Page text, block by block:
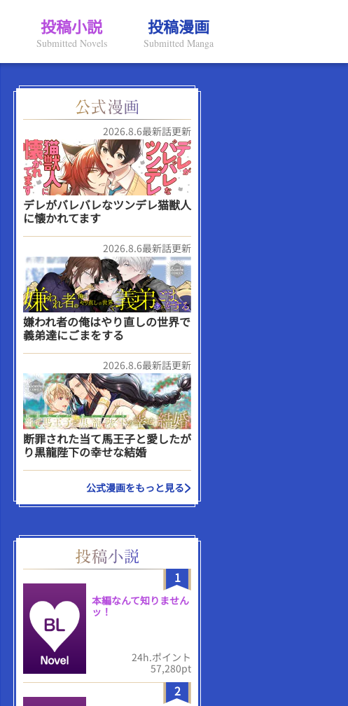
投稿小説
Submitted Novels
投稿漫画
Submitted Manga
2026.8.6最新話更新
デレがバレバレなツンデレ猫獣人
に懐かれてます
2026.8.6最新話更新
嫌われ者の俺はやり直しの世界で
義弟達にごまをする
2026.8.6最新話更新
断罪された当て馬王子と愛したが
り黒龍陛下の幸せな結婚
公式漫画をもっと見る
1
本編なんて知りません
ッ！
24h.ポイント
57,280pt
2